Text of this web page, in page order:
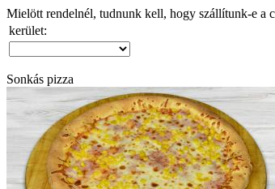
Mielött rendelnél, tudnunk kell, hogy szállítunk-e a
kerület:
Sonkás pizza